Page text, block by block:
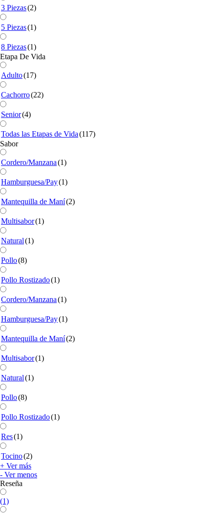
3 Piezas(2)
5 Piezas(1)
8 Piezas(1)
Etapa De Vida
Adulto(17)
Cachorro(22)
Senior(4)
Todas las Etapas de Vida(117)
Sabor
Cordero/Manzana(1)
Hamburguesa/Pay(1)
Mantequilla de Maní(2)
Multisabor(1)
Natural(1)
Pollo(8)
Pollo Rostizado(1)
Cordero/Manzana(1)
Hamburguesa/Pay(1)
Mantequilla de Maní(2)
Multisabor(1)
Natural(1)
Pollo(8)
Pollo Rostizado(1)
Res(1)
Tocino(2)
+ Ver más
- Ver menos
Reseña
(1)